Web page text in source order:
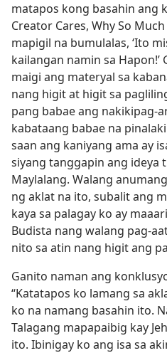
matapos kong basahin ang
Creator Cares, Why So
mapigil na bumulalas, ‘Ito
kailangan namin sa
maigi ang materyal sa
nang higit at higit sa
pang babae ang nakikipag-
kabataang babae na
saan ang kaniyang ama ay
siyang tanggapin ang ideya
Maylalang. Walang
ng aklat na ito, subalit ang
kaya sa palagay ko ay
Budista nang walang pag-
nito sa atin nang higit ang
Ganito naman ang
“Katatapos ko lamang sa
ko na namang basahin ito.
Talagang mapapaibig kay
ito. Ibinigay ko ang isa sa